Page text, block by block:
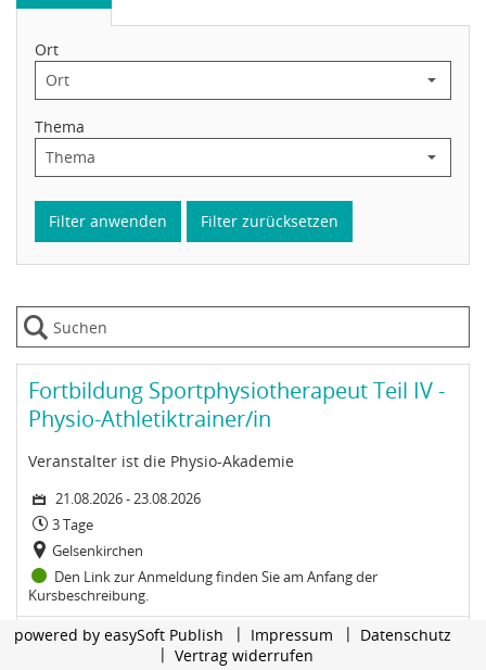
Ort
Thema
Filter anwenden Filter zurücksetzen
Fortbildung Sportphysiotherapeut Teil IV -
Physio-Athletiktrainer/in
Veranstalter ist die Physio-Akademie
21.08.2026 - 23.08.2026
3 Tage
Gelsenkirchen
Den Link zur Anmeldung finden Sie am Anfang der
Kursbeschreibung.
Kurs: Fortbildung Grundlagen der Handrehabilitation I
Fortbildung Grundlagen der
Zeitraum: Freitag, 21. August 2026 bis Sonntag, 23. August 2026
Dauer:
Veranstaltungsort:
Status:
powered by easySoft Publish Impressum
Datenschutz
Vertrag widerrufen